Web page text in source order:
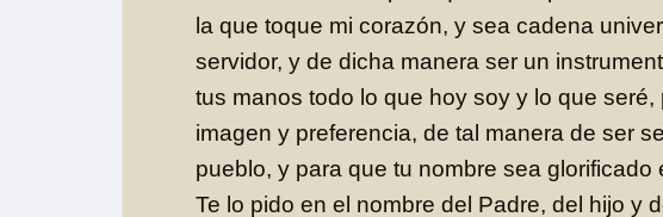
la que toque mi corazón, y sea cadena
servidor, y de dicha manera ser un
tus manos todo lo que hoy soy y lo que
imagen y preferencia, de tal manera de ser
pueblo, y para que tu nombre sea
Te lo pido en el nombre del Padre, del hijo y